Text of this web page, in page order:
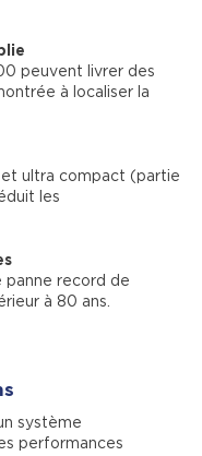
peuvent livrer des
à localiser la
et ultra compact (partie
les
panne record de
à 80 ans.
système
performances